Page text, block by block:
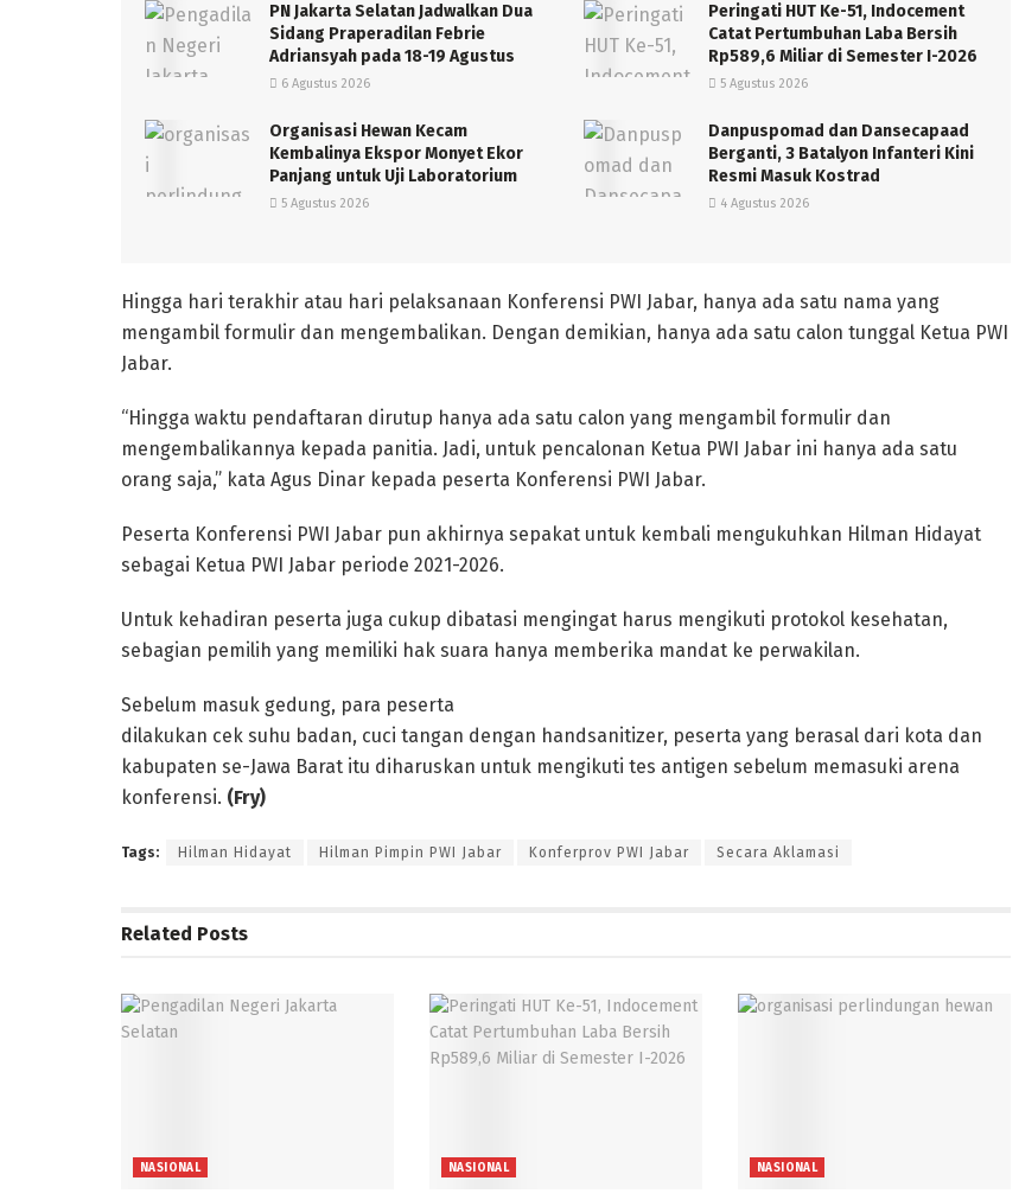
PN Jakarta Selatan Jadwalkan Dua
Sidang Praperadilan Febrie
Adriansyah pada 18-19 Agustus
6 Agustus 2026
Peringati HUT Ke-51, Indocement
Catat Pertumbuhan Laba Bersih
Rp589,6 Miliar di Semester I-2026
5 Agustus 2026
Organisasi Hewan Kecam
Kembalinya Ekspor Monyet Ekor
Panjang untuk Uji Laboratorium
5 Agustus 2026
Danpuspomad dan Dansecapaad
Berganti, 3 Batalyon Infanteri Kini
Resmi Masuk Kostrad
4 Agustus 2026
Hingga hari terakhir atau hari pelaksanaan Konferensi PWI Jabar, hanya ada satu nama yang
mengambil formulir dan mengembalikan. Dengan demikian, hanya ada satu calon tunggal Ketua PWI
Jabar.
“Hingga waktu pendaftaran dirutup hanya ada satu calon yang mengambil formulir dan
mengembalikannya kepada panitia. Jadi, untuk pencalonan Ketua PWI Jabar ini hanya ada satu
orang saja,” kata Agus Dinar kepada peserta Konferensi PWI Jabar.
Peserta Konferensi PWI Jabar pun akhirnya sepakat untuk kembali mengukuhkan Hilman Hidayat
sebagai Ketua PWI Jabar periode 2021-2026.
Untuk kehadiran peserta juga cukup dibatasi mengingat harus mengikuti protokol kesehatan,
sebagian pemilih yang memiliki hak suara hanya memberika mandat ke perwakilan.
Sebelum masuk gedung, para peserta
dilakukan cek suhu badan, cuci tangan dengan handsanitizer, peserta yang berasal dari kota dan
kabupaten se-Jawa Barat itu diharuskan untuk mengikuti tes antigen sebelum memasuki arena
konferensi. (Fry)
Tags: Hilman Hidayat Hilman Pimpin PWI Jabar Konferprov PWI Jabar Secara Aklamasi
Related Posts
NASIONAL NASIONAL NASIONAL